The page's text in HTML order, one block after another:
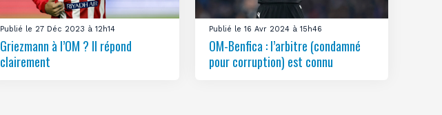
Publié le 27 Déc 2023 à 12h14
Griezmann à l’OM ? Il répond
clairement
Publié le 16 Avr 2024 à 15h46
OM-Benfica : l’arbitre (condamné
pour corruption) est connu